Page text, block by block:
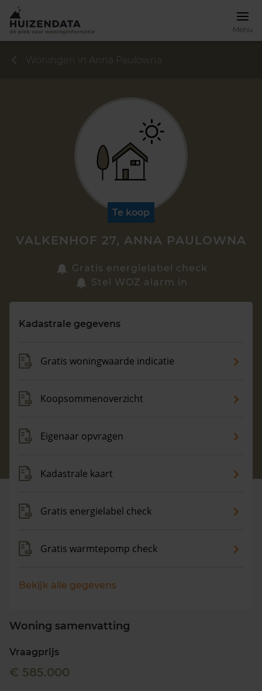
Menu
Zoek een woning
Maandag t/m vrijdag - 08:00 -18:00
Woningen in Anna Paulowna
Te koop
VALKENHOF 27, ANNA PAULOWNA
Gratis energielabel check
Stel WOZ alarm in
Kadastrale gegevens
Gratis woningwaarde indicatie
Koopsommenoverzicht
Eigenaar opvragen
Kadastrale kaart
Gratis energielabel check
Gratis warmtepomp check
Bekijk alle gegevens
Woning samenvatting
Vraagprijs
€ 585.000